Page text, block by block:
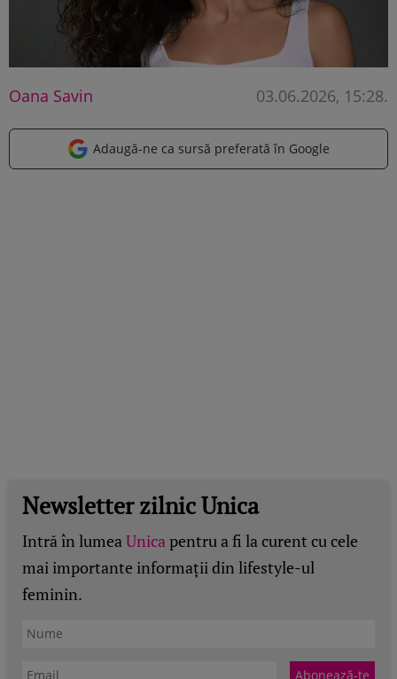
Oana Savin 03.06.2026, 15:28.
Adaugă-ne ca sursă preferată în Google
Newsletter zilnic Unica
Intră în lumeaUnicapentru a fi la curent cu cele
mai importante informații din lifestyle-ul
feminin.